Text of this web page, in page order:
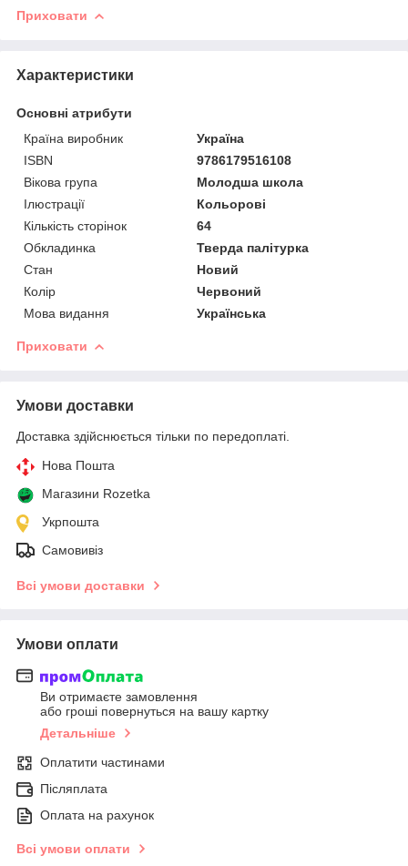
Приховати
Характеристики
Основні атрибути
Країна виробник
Україна
ISBN
9786179516108
Вікова група
Молодша школа
Ілюстрації
Кольорові
Кількість сторінок
64
Обкладинка
Тверда палітурка
Стан
Новий
Колір
Червоний
Мова видання
Українська
Приховати
Умови доставки
Доставка здійснюється тільки по передоплаті.
Нова Пошта
Магазини Rozetka
Укрпошта
Самовивіз
Всі умови доставки
Умови оплати
Ви отримаєте замовлення
або гроші повернуться на вашу картку
Детальніше
Оплатити частинами
Післяплата
Оплата на рахунок
Всі умови оплати